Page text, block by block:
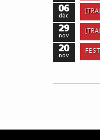
06
déc
29
nov
20
nov